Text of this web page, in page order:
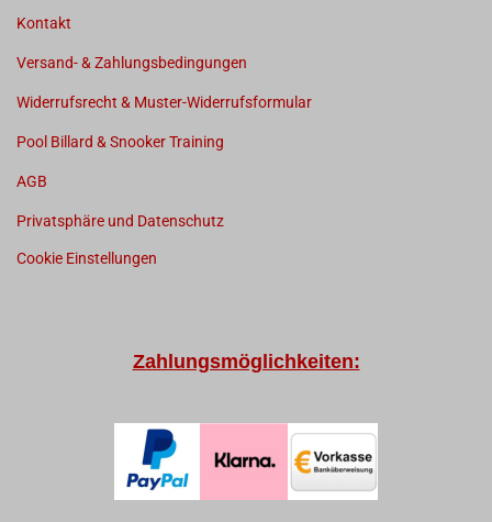
Kontakt
Versand- & Zahlungsbedingungen
Widerrufsrecht & Muster-Widerrufsformular
Pool Billard & Snooker Training
AGB
Privatsphäre und Datenschutz
Cookie Einstellungen
Zahlungsmöglichkeiten: